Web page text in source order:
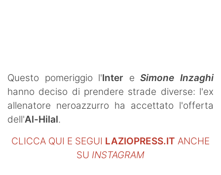
Questo pomeriggio l'Inter eSimone Inzaghi
hanno deciso di prendere strade diverse: l'ex
allenatore neroazzurro ha accettato l'offerta
dell'Al-Hilal.
CLICCA QUI E SEGUI LAZIOPRESS.IT ANCHE
SU INSTAGRAM